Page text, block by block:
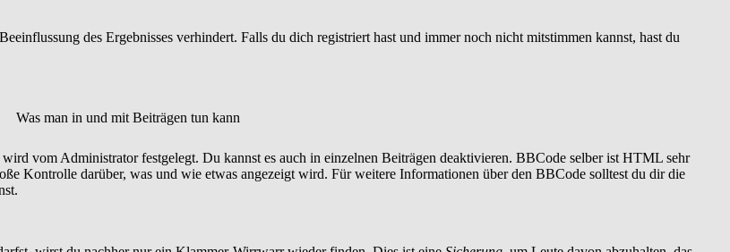
des Ergebnisses verhindert. Falls du dich registriert hast und immer noch nicht mitstimmen kannst, hast du
Was man in und mit Beiträgen tun kann
vom Administrator festgelegt. Du kannst es auch in einzelnen Beiträgen deaktivieren. BBCode selber ist HTML sehr
Kontrolle darüber, was und wie etwas angezeigt wird. Für weitere Informationen über den BBCode solltest du dir die